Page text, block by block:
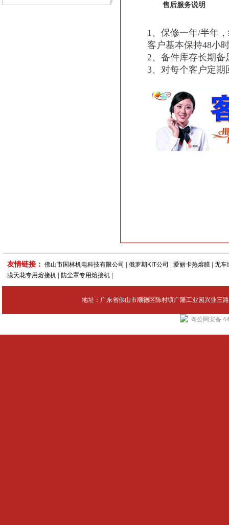
售后服务说明
1、保修一年/半年
客户基本保持48小
2、备件库存长期
3、对每个客户定
友情链接： 佛山市国林机电科技有限公司 俄罗期KIT公司 爱丽卡热熔膜
无车
膜天花专用熔接机
防尘罩专用熔接机
地址：广东省佛山市顺德区陈村镇广隆工业园兴业
粤公网安备